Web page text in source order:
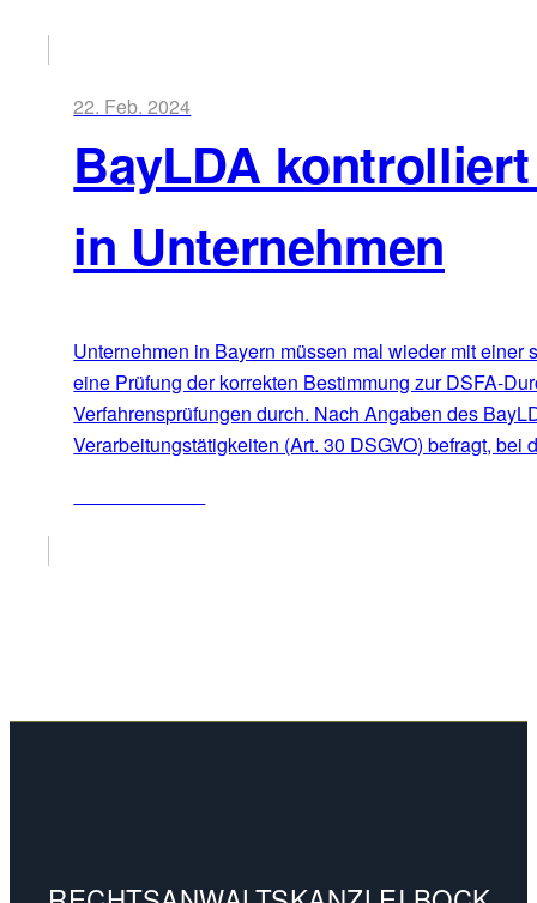
22. Feb. 2024
BayLDA
in Unternehmen
Unternehmen in Bayern müssen mal wieder mit
eine Prüfung der korrekten Bestimmung zur DSFA-
Verfahrensprüfungen durch. Nach Angaben des
Verarbeitungstätigkeiten (Art. 30 DSGVO) befragt,